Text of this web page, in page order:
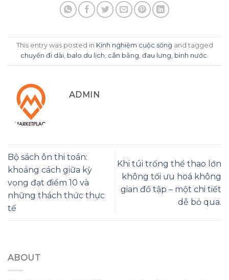
This entry was posted in Kinh nghiệm cuộc sống and tagged
chuyến đi dài, balo du lịch, cân bằng, đau lưng, bình nước.
ADMIN
Bộ sách ôn thi toán:
khoảng cách giữa kỳ
vọng đạt điểm 10 và
những thách thức thực
tế
Khi túi trống thể thao lớn
không tối ưu hoá không
gian đồ tập – một chi tiết
dễ bỏ qua.
ABOUT